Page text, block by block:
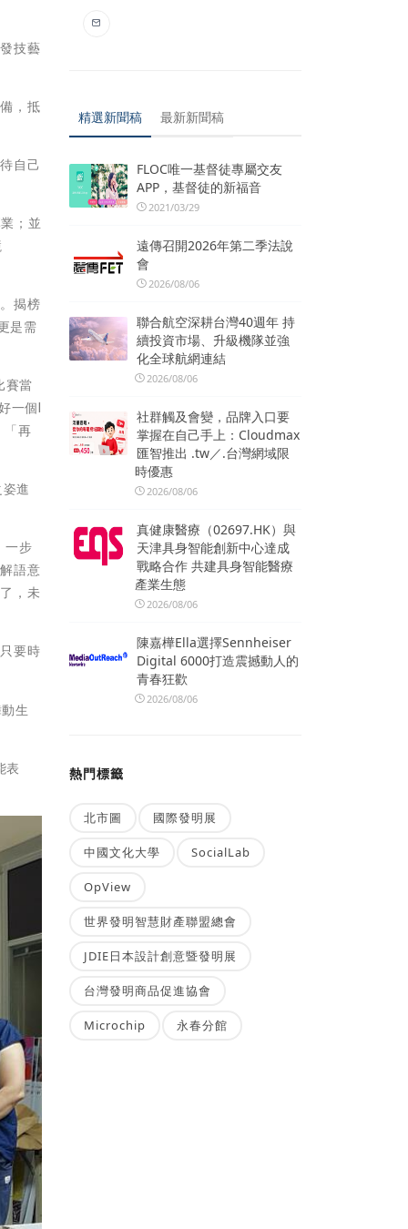
技藝
，抵
自己
；並
揭榜
是需
賽當
一個l
「再
進
一步
語意
，未
要時
生
表
精選新聞稿 最新新聞稿
FLOC唯一基督徒專屬交友
APP，基督徒的新福音
2021/03/29
遠傳召開2026年第二季法說
會
2026/08/06
聯合航空深耕台灣40週年 持
續投資市場、升級機隊並強
化全球航網連結
2026/08/06
社群觸及會變，品牌入口要
掌握在自己手上：Cloudmax
匯智推出 .tw／.台灣網域限
時優惠
2026/08/06
真健康醫療（02697.HK）與
天津具身智能創新中心達成
戰略合作 共建具身智能醫療
產業生態
2026/08/06
陳嘉樺Ella選擇Sennheiser
Digital 6000打造震撼動人的
青春狂歡
2026/08/06
熱門標籤
北市圖 國際發明展
中國文化大學 SocialLab
OpView
世界發明智慧財產聯盟總會
JDIE日本設計創意暨發明展
台灣發明商品促進協會
Microchip 永春分館